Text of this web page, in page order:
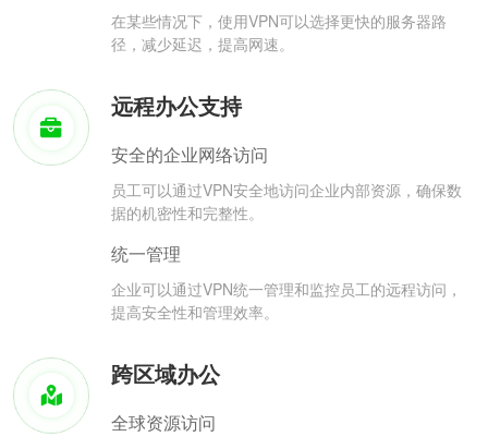
在某些情况下，使用VPN可以选择更快的服务器路
径，减少延迟，提高网速。
远程办公支持
安全的企业网络访问
员工可以通过VPN安全地访问企业内部资源，确保数
据的机密性和完整性。
统一管理
企业可以通过VPN统一管理和监控员工的远程访问，
提高安全性和管理效率。
跨区域办公
全球资源访问